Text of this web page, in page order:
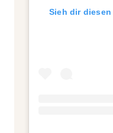
Sieh dir